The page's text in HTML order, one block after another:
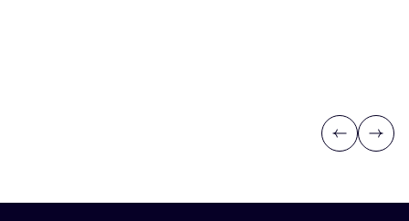
Previous
Next